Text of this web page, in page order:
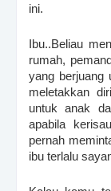
ini.
Ibu..Beliau
rumah,
yang berjuang
meletakkan
untuk anak
apabila
pernah
ibu terlalu